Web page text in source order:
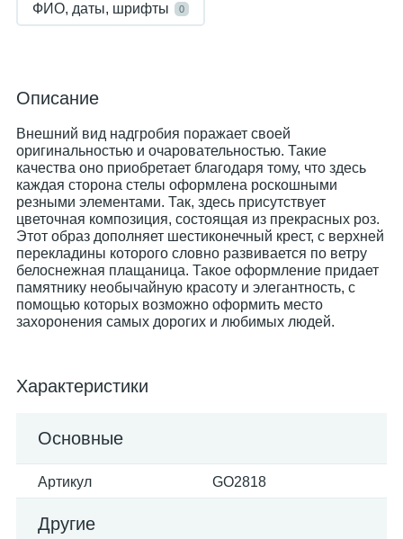
ФИО, даты, шрифты 0
Описание
Внешний вид надгробия поражает своей
оригинальностью и очаровательностью. Такие
качества оно приобретает благодаря тому, что здесь
каждая сторона стелы оформлена роскошными
резными элементами. Так, здесь присутствует
цветочная композиция, состоящая из прекрасных роз.
Этот образ дополняет шестиконечный крест, с верхней
перекладины которого словно развивается по ветру
белоснежная плащаница. Такое оформление придает
памятнику необычайную красоту и элегантность, с
помощью которых возможно оформить место
захоронения самых дорогих и любимых людей.
Характеристики
Основные
Артикул GO2818
Другие